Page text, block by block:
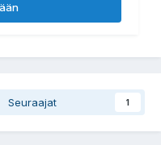
Seuraajat 1